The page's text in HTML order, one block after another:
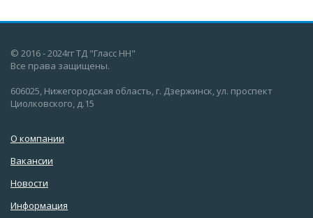
© 2016 - 2024гг ТД "Гласс НН"
Все права защищены.
606025, Нижегородская область, г. Дзержинск, ул. проспект
Циолковского, д.15
О компании
Вакансии
Новости
Информация